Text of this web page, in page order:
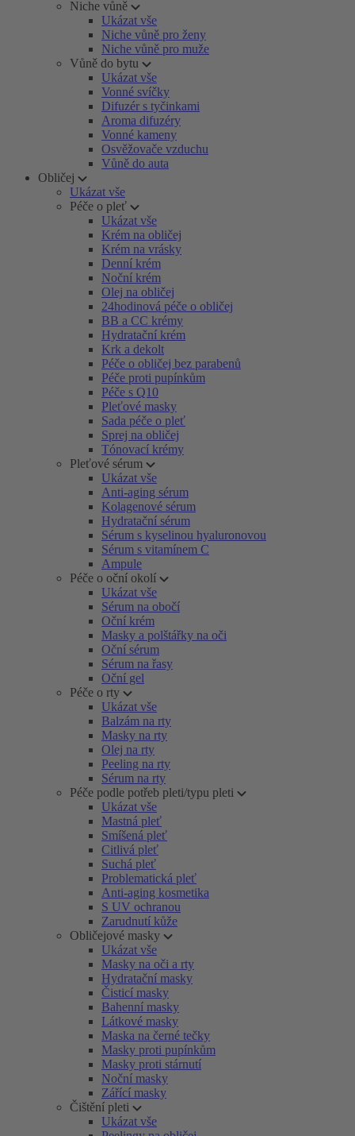
Niche vůně
Ukázat vše
Niche vůně pro ženy
Niche vůně pro muže
Vůně do bytu
Ukázat vše
Vonné svíčky
Difuzér s tyčinkami
Aroma difuzéry
Vonné kameny
Osvěžovače vzduchu
Vůně do auta
Obličej
Ukázat vše
Péče o pleť
Ukázat vše
Krém na obličej
Krém na vrásky
Denní krém
Noční krém
Olej na obličej
24hodinová péče o obličej
BB a CC krémy
Hydratační krém
Krk a dekolt
Péče o obličej bez parabenů
Péče proti pupínkům
Péče s Q10
Pleťové masky
Sada péče o pleť
Sprej na obličej
Tónovací krémy
Pleťové sérum
Ukázat vše
Anti-aging sérum
Kolagenové sérum
Hydratační sérum
Sérum s kyselinou hyaluronovou
Sérum s vitamínem C
Ampule
Péče o oční okolí
Ukázat vše
Sérum na obočí
Oční krém
Masky a polštářky na oči
Oční sérum
Sérum na řasy
Oční gel
Péče o rty
Ukázat vše
Balzám na rty
Masky na rty
Olej na rty
Peeling na rty
Sérum na rty
Péče podle potřeb pleti/typu pleti
Ukázat vše
Mastná pleť
Smíšená pleť
Citlivá pleť
Suchá pleť
Problematická pleť
Anti-aging kosmetika
S UV ochranou
Zarudnutí kůže
Obličejové masky
Ukázat vše
Masky na oči a rty
Hydratační masky
Čisticí masky
Bahenní masky
Látkové masky
Maska na černé tečky
Masky proti pupínkům
Masky proti stárnutí
Noční masky
Zářící masky
Čištění pleti
Ukázat vše